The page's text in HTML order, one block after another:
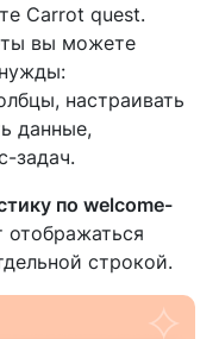
Carrot quest.
вы можете
настраивать
данные,
задач.
по welcome-
отображаться
строкой.